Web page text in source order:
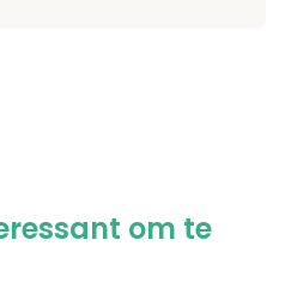
om te